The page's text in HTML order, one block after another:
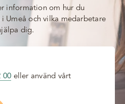
information om hur du
Umeå och vilka medarbetare
dig.
00 eller använd vårt